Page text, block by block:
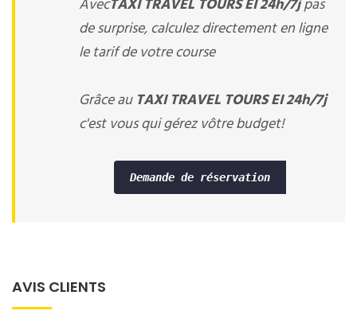
AvecTAXI TRAVEL TOURS EI 24h/7jpas
de surprise, calculez directement en ligne
le tarif de votre course
Grâce au TAXI TRAVEL TOURS EI 24h/7j
c'est vous qui gérez vôtre budget!
Demande de réservation
AVIS CLIENTS